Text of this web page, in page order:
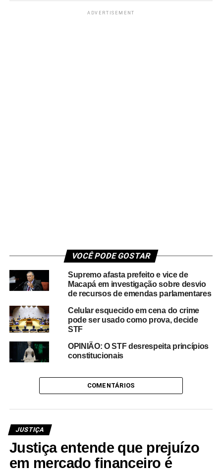
ADVERTISEMENT
VOCÊ PODE GOSTAR
Supremo afasta prefeito e vice de
Macapá em investigação sobre desvio
de recursos de emendas parlamentares
Celular esquecido em cena do crime
pode ser usado como prova, decide
STF
OPINIÃO: O STF desrespeita princípios
constitucionais
COMENTÁRIOS
JUSTIÇA
Justiça entende que prejuízo
em mercado financeiro é